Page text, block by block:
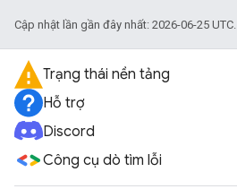
Cập nhật lần gần đây nhất: 2026-06-25 UTC.
Trạng thái nền tảng
Hỗ trợ
Discord
Công cụ dò tìm lỗi